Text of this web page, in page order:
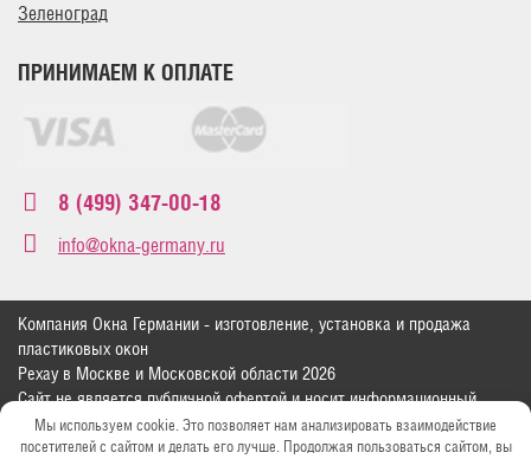
Зеленоград
ПРИНИМАЕМ К ОПЛАТЕ
8 (499) 347-00-18
info@okna-germany.ru
Компания Окна Германии - изготовление, установка и продажа
пластиковых окон
Рехау в Москве и Московской области 2026
Сайт не является публичной офертой и носит информационный
характер
Политика конфиденциальности
Мы используем cookie. Это позволяет нам анализировать взаимодействие
посетителей с сайтом и делать его лучше. Продолжая пользоваться сайтом, вы